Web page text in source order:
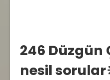
246 Düzgün
nesil